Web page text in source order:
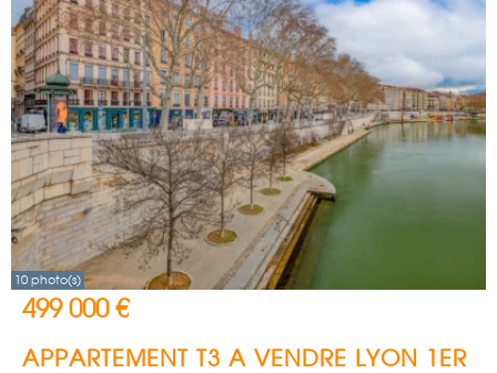
10 photo(s)
499 000 €
APPARTEMENT T3 A VENDRE LYON 1ER